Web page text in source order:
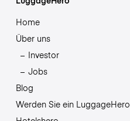
Home
Über uns
Investor
Jobs
Blog
Werden Sie ein LuggageHero